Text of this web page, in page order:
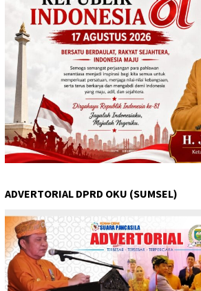
ADVERTORIAL DPRD OKU (SUMSEL)